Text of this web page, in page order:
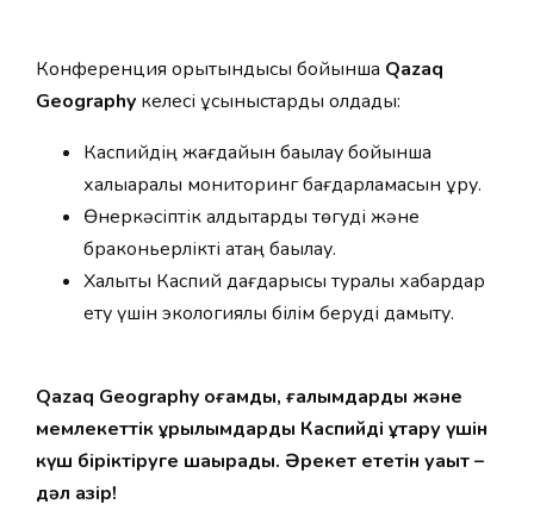
Конференция қорытындысы бойынша Qazaq
Geography келесі ұсыныстарды қолдады:
Каспийдің жағдайын бақылау бойынша
халықаралық мониторинг бағдарламасын құру.
Өнеркәсіптік қалдықтарды төгуді және
браконьерлікті қатаң бақылау.
Халықты Каспий дағдарысы туралы хабардар
ету үшін экологиялық білім беруді дамыту.
Qazaq Geography қоғамды, ғалымдарды және
мемлекеттік құрылымдарды Каспийді құтқару үшін
күш біріктіруге шақырады. Әрекет ететін уақыт –
дәл қазір!